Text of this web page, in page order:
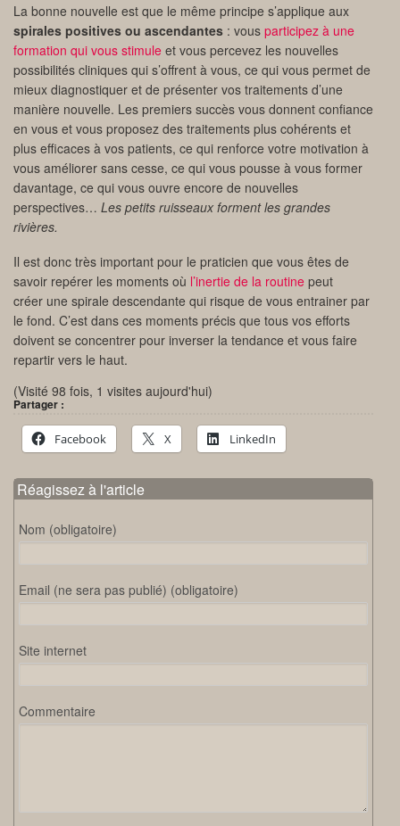
La bonne nouvelle est que le même principe s’applique aux
spirales positives ou ascendantes : vous participez à une
formation qui vous stimule et vous percevez les nouvelles
possibilités cliniques qui s’offrent à vous, ce qui vous permet de
mieux diagnostiquer et de présenter vos traitements d’une
manière nouvelle. Les premiers succès vous donnent confiance
en vous et vous proposez des traitements plus cohérents et
plus efficaces à vos patients, ce qui renforce votre motivation à
vous améliorer sans cesse, ce qui vous pousse à vous former
davantage, ce qui vous ouvre encore de nouvelles
perspectives… Les petits ruisseaux forment les grandes
rivières.
Il est donc très important pour le praticien que vous êtes de
savoir repérer les moments où l’inertie de la routine peut
créer une spirale descendante qui risque de vous entrainer par
le fond. C’est dans ces moments précis que tous vos efforts
doivent se concentrer pour inverser la tendance et vous faire
repartir vers le haut.
(Visité 98 fois, 1 visites aujourd'hui)
Partager :
Facebook X LinkedIn
Réagissez à l'article
Nom (obligatoire)
Email (ne sera pas publié) (obligatoire)
Site internet
Commentaire